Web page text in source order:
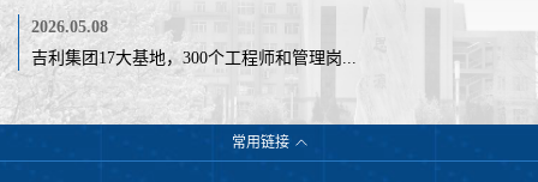
2026.05.08
吉利集团17大基地，300个工程师和管理岗...
常用链接